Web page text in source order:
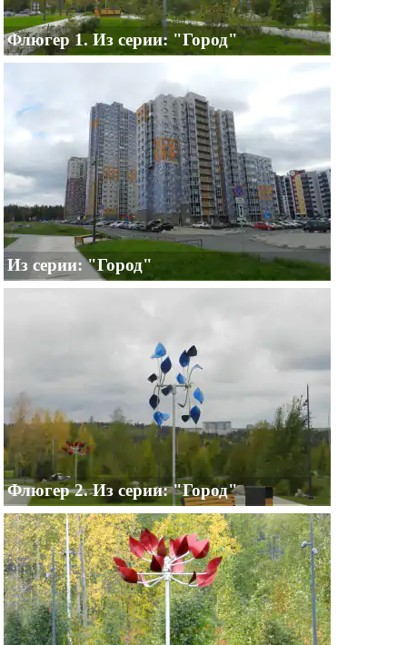
Флюгер 1. Из серии: "Город"
Из серии: "Город"
Флюгер 2. Из серии: "Город"